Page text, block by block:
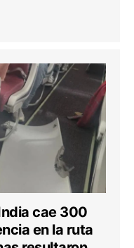
cae 300
en la ruta